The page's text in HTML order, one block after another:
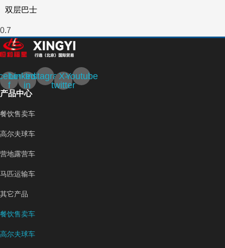
双层巴士
f
Linkedin-
in
InstagramX-
twitter
Youtube
产品中心
餐饮售卖车
高尔夫球车
营地露营车
马匹运输车
其它产品
餐饮售卖车
高尔夫球车